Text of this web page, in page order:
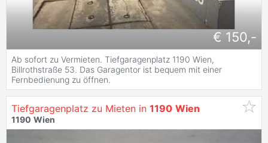
€ 150,-
Ab sofort zu Vermieten. Tiefgaragenplatz 1190 Wien,
Billrothstraße 53. Das Garagentor ist bequem mit einer
Fernbedienung zu öffnen.
Tiefgaragenplatz zu Mieten in 1190 Wien
1190 Wien